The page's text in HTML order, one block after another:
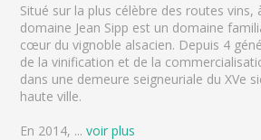
Situé sur la plus célèbre des routes vins,
domaine Jean Sipp est un domaine
cœur du vignoble alsacien. Depuis 4
de la vinification et de la
dans une demeure seigneuriale du XVe
haute ville.
En 2014, ... voir plus